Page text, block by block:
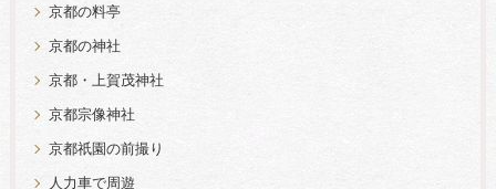
京都の料亭
京都の神社
京都・上賀茂神社
京都宗像神社
京都祇園の前撮り
人力車で周遊